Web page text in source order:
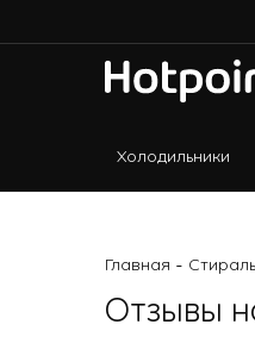
Холодильники
Главная -
Отзывы